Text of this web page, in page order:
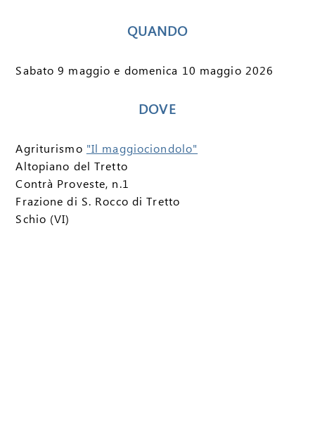
QUANDO
Sabato 9 maggio e domenica 10 maggio 2026
DOVE
Agriturismo "Il maggiociondolo"
Altopiano del Tretto
Contrà Proveste, n.1
Frazione di S. Rocco di Tretto
Schio (VI)